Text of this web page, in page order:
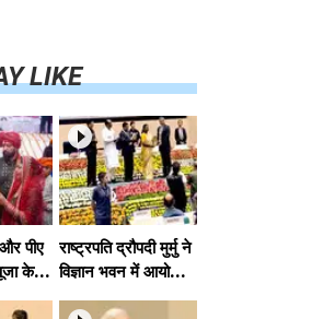
का नया युग शुरू
LIKE
पीए
के स
को
राष्ट्रपति द्रौपदी मुर्मु ने
विज्ञान भवन में आयोजित
आदि कर्मयोगी अभियान